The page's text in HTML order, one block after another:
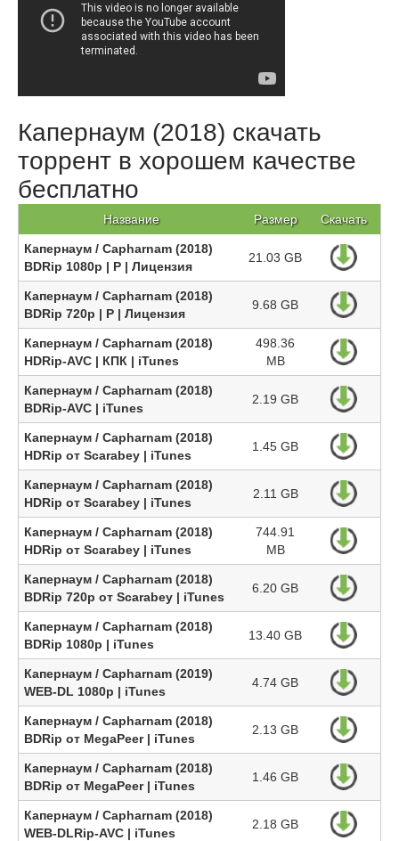
Капернаум (2018) скачать
торрент в хорошем качестве
бесплатно
Название Размер Скачать
Капернаум / Capharnam (2018)
BDRip 1080p | P | Лицензия
21.03 GB
Капернаум / Capharnam (2018)
BDRip 720p | P | Лицензия
9.68 GB
Капернаум / Capharnam (2018)
HDRip-AVC | КПК | iTunes
498.36
MB
Капернаум / Capharnam (2018)
BDRip-AVC | iTunes
2.19 GB
Капернаум / Capharnam (2018)
HDRip от Scarabey | iTunes
1.45 GB
Капернаум / Capharnam (2018)
HDRip от Scarabey | iTunes
2.11 GB
Капернаум / Capharnam (2018)
HDRip от Scarabey | iTunes
744.91
MB
Капернаум / Capharnam (2018)
BDRip 720p от Scarabey | iTunes
6.20 GB
Капернаум / Capharnam (2018)
BDRip 1080p | iTunes
13.40 GB
Капернаум / Capharnam (2019)
WEB-DL 1080p | iTunes
4.74 GB
Капернаум / Capharnam (2018)
BDRip от MegaPeer | iTunes
2.13 GB
Капернаум / Capharnam (2018)
BDRip от MegaPeer | iTunes
1.46 GB
Капернаум / Capharnam (2018)
WEB-DLRip-AVC | iTunes
2.18 GB